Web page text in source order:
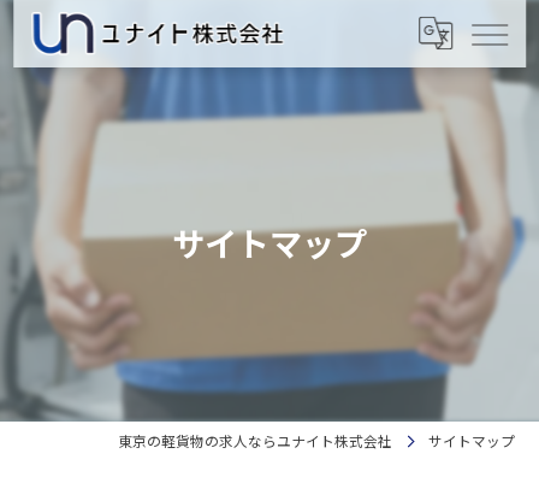
サイトマップ
東京の軽貨物の求人ならユナイト株式会社 サイトマップ